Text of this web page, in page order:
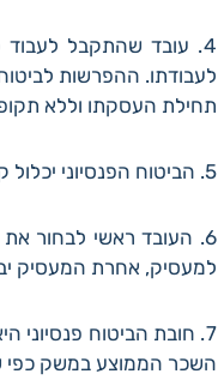
4. עובד שהתקבל לעבוד
תחילת העסקתו וללא
5. הביטוח הפנסיוני יכלול קרן פנסיה או קופת גמל לקצבה ובלבד שתכלול גם כיסויים למקרה מוות ונכות.
6. העובד ראשי לבחור
למעסיק, אחרת המעסיק
7. חובת הביטוח
השכר הממוצע במשק כפי